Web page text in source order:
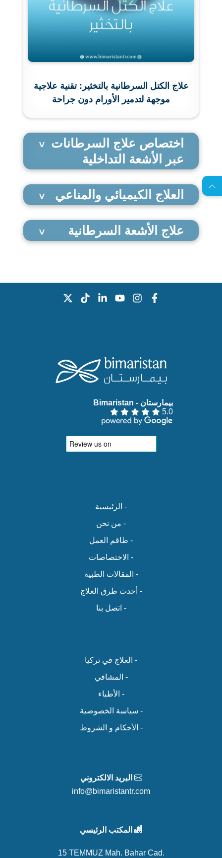
علاج الكتل السرطانية بالتخثير: تقنية علاجية
موجهة لتدمير الأورام دون جراحة
اختصاص علاج السرطانات
عبر الأشعة التداخلية
العلاج الكيميائي والمناعي
علاج الأشعة السرطانية
بيمارستان - Bimaristan‏
5.0
- الرئيسية
- من نحن
- طاقم العمل
- الاختصاصات
- المقالات الطبية
- أحدث طرق العلاج
- اتصل بنا
- العلاج في تركيا
- المشافي
- الأطباء
- سياسة الخصوصية
- الأحكام و الشروط
البريد الالكتروني
info@bimaristantr.com
المكتب الرئيسي
15 TEMMUZ Mah. Bahar Cad.
ل
ا
س
ت
ش
ا
ر
ة
م
ج
ا
ن
ي
ة